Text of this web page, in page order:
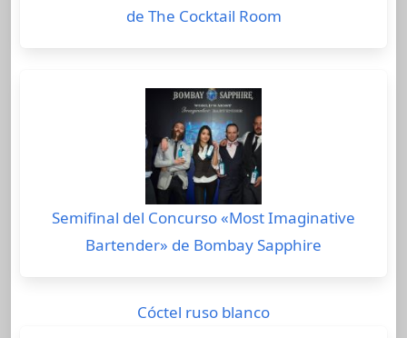
de The Cocktail Room
Semifinal del Concurso «Most Imaginative
Bartender» de Bombay Sapphire
Cóctel ruso blanco